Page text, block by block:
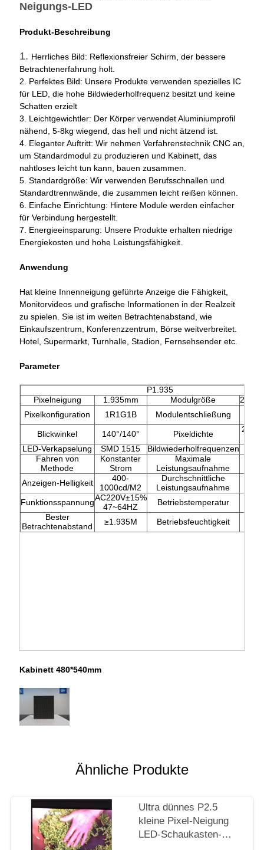
Neigungs-LED
Produkt-Beschreibung
1. Herrliches Bild: Reflexionsfreier Schirm, der bessere
Betrachtenerfahrung holt.
2. Perfektes Bild: Unsere Produkte verwenden spezielles IC
für LED, die hohe Bildwiederholfrequenz besitzt und keine
Schatten erzielt
3. Leichtgewichtler: Der Körper verwendet Aluminiumprofil
nähend, 5-8kg wiegend, das hell und nicht ätzend ist.
4. Eleganter Auftritt: Wir nehmen Verfahrenstechnik CNC an,
um Standardmodul zu produzieren und Kabinett, das
nahtloses leicht tun kann, bauen zusammen.
5. Standardgröße: Wir verwenden Berufsschnallen und
Standardtrennwände, die zusammen leicht reißen können.
6. Einfache Einrichtung: Hintere Module werden einfacher
für Verbindung hergestellt.
7. Energieeinsparung: Unsere Produkte erhalten niedrige
Energiekosten und hohe Leistungsfähigkeit.
Anwendung
Hat kleine Innenneigung geführte Anzeige die Fähigkeit,
Monitorvideos und grafische Informationen in der Realzeit
zu spielen. Sie ist im weiten Betrachtenabstand, wie
Einkaufszentrum, Konferenzzentrum, Börse weitverbreitet.
Hotel, Supermarkt, Turnhalle, Stadion, Fernsehsender etc.
Parameter
P1.935
Pixelneigung
1.935mm Modulgröße
Pixelkonfiguration
1R1G1B Modulentschließung
Blickwinkel
140°/140° Pixeldichte
LED-Verkapselung SMD 1515 Bildwiederholfrequenzen
Fahren von
Methode
Konstanter
Strom
Maximale
Leistungsaufnahme
Anzeigen-Helligkeit
400-
1000cd/M2
Durchschnittliche
Leistungsaufnahme
FunktionsspannungAC220V±15%
47~64HZ
Betriebstemperatur
Bester
Betrachtenabstand
≥1.935M Betriebsfeuchtigkeit
Kabinett 480*540mm
Ähnliche Produkte
Ultra dünnes P2.5
kleine Pixel-Neigung
LED-Schaukasten-